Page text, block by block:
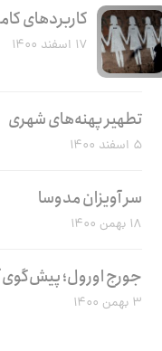
کاربرد‌های
۱۷ اسفند ۱۴۰۰
تطهیر پهنه‌های شهری
۵ اسفند ۱۴۰۰
سر آویزان مدوسا
۱۸ بهمن ۱۴۰۰
جورج اورول؛ پیش‌گوی
۳ بهمن ۱۴۰۰